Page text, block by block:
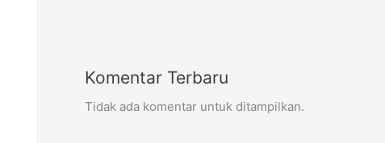
Komentar Terbaru
Tidak ada komentar untuk ditampilkan.